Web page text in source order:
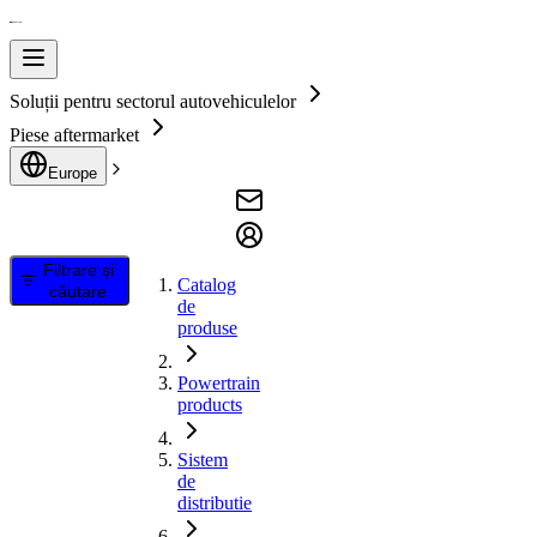
Soluții pentru sectorul autovehiculelor
Piese aftermarket
Europe
Filtrare și
căutare
Catalog
de
produse
Powertrain
products
Sistem
de
distributie